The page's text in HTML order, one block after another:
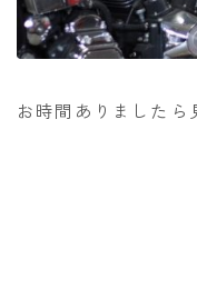
お時間ありましたら